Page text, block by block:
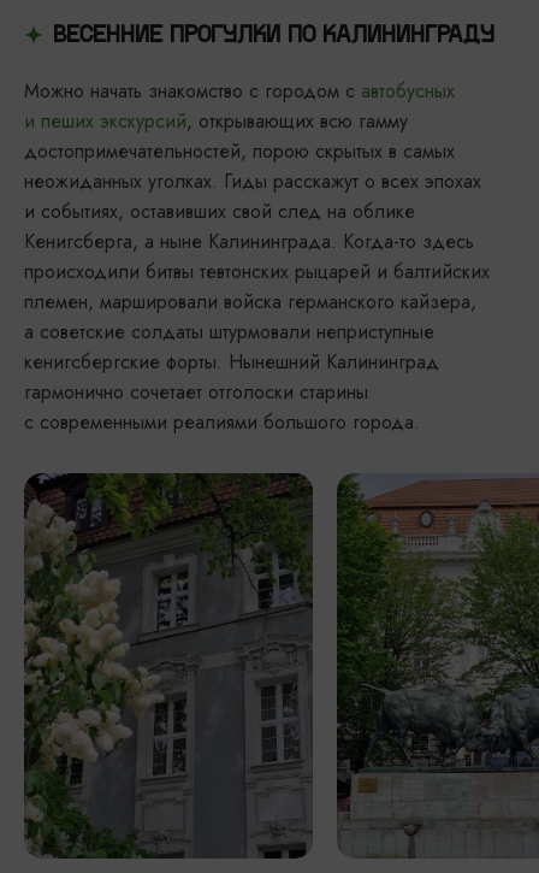
ВЕСЕННИЕ ПРОГУЛКИ ПО КАЛИНИНГРАДУ
Можно начать знакомство с городом с автобусных
и пеших экскурсий, открывающих всю гамму
достопримечательностей, порою скрытых в самых
неожиданных уголках. Гиды расскажут о всех эпохах
и событиях, оставивших свой след на облике
Кенигсберга, а ныне Калининграда. Когда-то здесь
происходили битвы тевтонских рыцарей и балтийских
племен, маршировали войска германского кайзера,
а советские солдаты штурмовали неприступные
кенигсбергские форты. Нынешний Калининград
гармонично сочетает отголоски старины
с современными реалиями большого города.